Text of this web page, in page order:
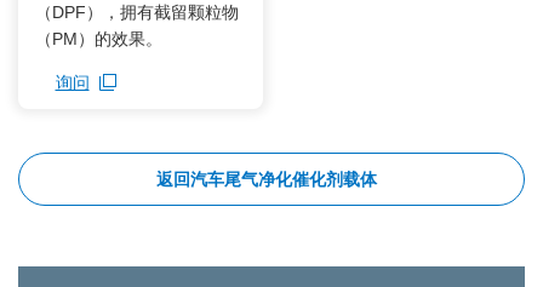
（DPF），拥有截留颗粒物
（PM）的效果。
询问
返回汽车尾气净化催化剂载体